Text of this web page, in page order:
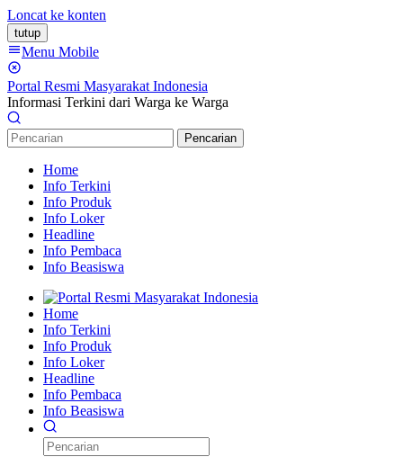
Loncat ke konten
tutup
Menu Mobile
Portal Resmi Masyarakat Indonesia
Informasi Terkini dari Warga ke Warga
Pencarian
Home
Info Terkini
Info Produk
Info Loker
Headline
Info Pembaca
Info Beasiswa
Home
Info Terkini
Info Produk
Info Loker
Headline
Info Pembaca
Info Beasiswa